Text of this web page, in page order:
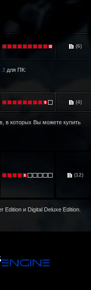
(6)
3 для ПК:
(4)
в которых Вы можете купить
(12)
Edition и Digital Deluxe Edition.